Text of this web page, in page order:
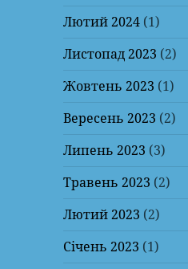
Лютий 2024 (1)
Листопад 2023 (2)
Жовтень 2023 (1)
Вересень 2023 (2)
Липень 2023 (3)
Травень 2023 (2)
Лютий 2023 (2)
Січень 2023 (1)